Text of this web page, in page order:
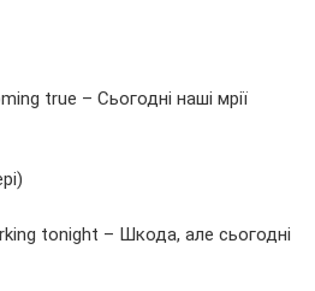
true – Сьогодні наші мрії
tonight – Шкода, але сьогодні